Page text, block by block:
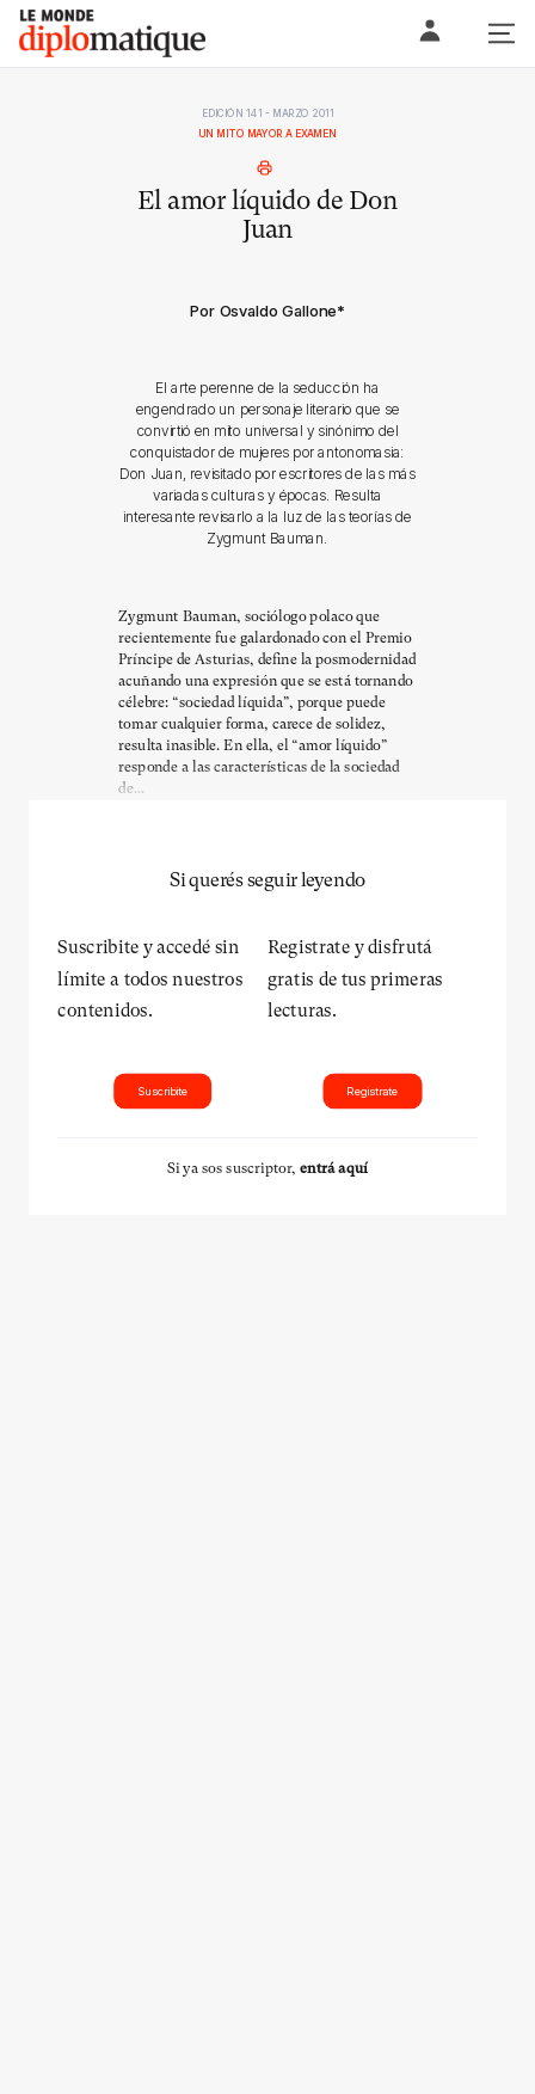
Skip
content
Le monde diplomatique
EDICIÓN 141 - MARZO 2011
UN MITO MAYOR A EXAMEN
El amor líquido de Don
Juan
Por Osvaldo Gallone*
El arte perenne de la seducción ha
engendrado un personaje literario que se
convirtió en mito universal y sinónimo del
conquistador de mujeres por antonomasia:
Don Juan, revisitado por escritores de las más
variadas culturas y épocas. Resulta
interesante revisarlo a la luz de las teorías de
Zygmunt Bauman.
Zygmunt Bauman, sociólogo polaco que
recientemente fue galardonado con el Premio
Príncipe de Asturias, define la posmodernidad
acuñando una expresión que se está tornando
célebre: “sociedad líquida”, porque puede
tomar cualquier forma, carece de solidez,
resulta inasible. En ella, el “amor líquido”
responde a las características de la sociedad
de...
Si querés seguir leyendo
Suscribite y accedé sin
límite a todos nuestros
contenidos.
Suscribite
Registrate y disfrutá
gratis de tus primeras
lecturas.
Registrate
Si ya sos suscriptor, entrá aquí